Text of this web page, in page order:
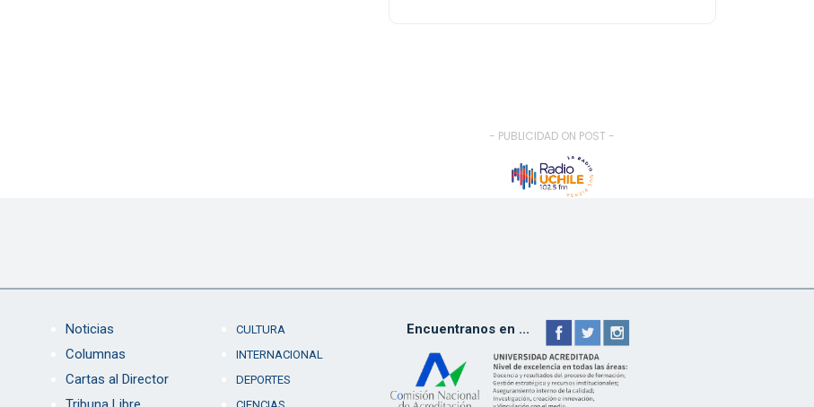
- PUBLICIDAD ON POST -
Noticias
Columnas
Cartas al Director
CULTURA
INTERNACIONAL
DEPORTES
Encuentranos en ...